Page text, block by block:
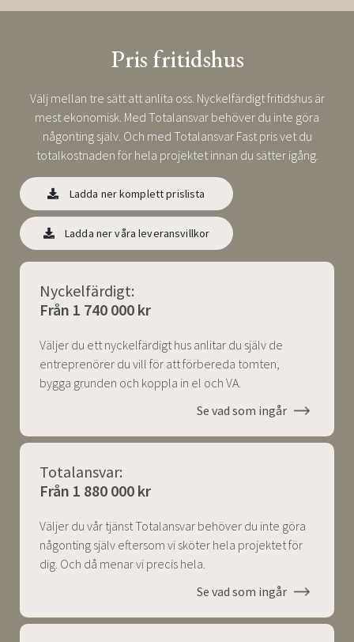
Pris fritidshus
Välj mellan tre sätt att anlita oss. Nyckelfärdigt fritidshus är
mest ekonomisk. Med Totalansvar behöver du inte göra
någonting själv. Och med Totalansvar Fast pris vet du
totalkostnaden för hela projektet innan du sätter igång.
Ladda ner komplett prislista
Ladda ner våra leveransvillkor
Nyckelfärdigt:
Från 1 740 000 kr
Väljer du ett nyckelfärdigt hus anlitar du själv de
entreprenörer du vill för att förbereda tomten,
bygga grunden och koppla in el och VA.
Se vad som ingår
Totalansvar:
Från 1 880 000 kr
Väljer du vår tjänst Totalansvar behöver du inte göra
någonting själv eftersom vi sköter hela projektet för
dig. Och då menar vi precis hela.
Se vad som ingår